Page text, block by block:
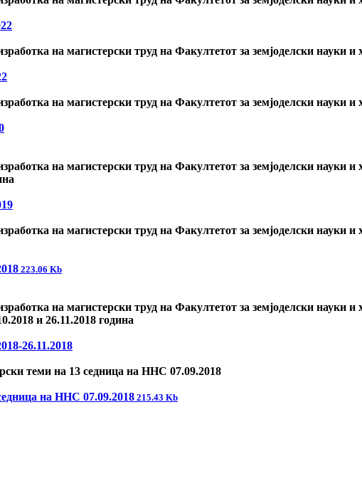
на магистерски труд на Факултетот за земјоделски
на магистерски труд на Факултетот за земјоделски
на магистерски труд на Факултетот за земјоделски
на магистерски труд на Факултетот за земјоделски
223.06 Kb
на магистерски труд на Факултетот за земјоделски
и 26.11.2018 година
26.11.2018
теми на 13 седница на ННС 07.09.2018
на ННС 07.09.2018 215.43 Kb